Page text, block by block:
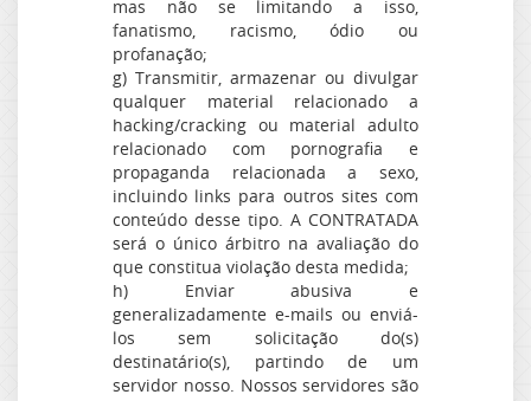
mas não se limitando a isso,
fanatismo, racismo, ódio ou
profanação;
g) Transmitir, armazenar ou divulgar
qualquer material relacionado a
hacking/cracking ou material adulto
relacionado com pornografia e
propaganda relacionada a sexo,
incluindo links para outros sites com
conteúdo desse tipo. A CONTRATADA
será o único árbitro na avaliação do
que constitua violação desta medida;
h) Enviar abusiva e
generalizadamente e-mails ou enviá-
los sem solicitação do(s)
destinatário(s), partindo de um
servidor nosso. Nossos servidores são